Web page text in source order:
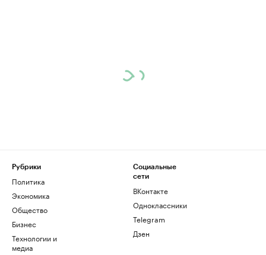
Рубрики
Политика
Экономика
Общество
Бизнес
Технологии и
медиа
Социальные
сети
ВКонтакте
Одноклассники
Telegram
Дзен